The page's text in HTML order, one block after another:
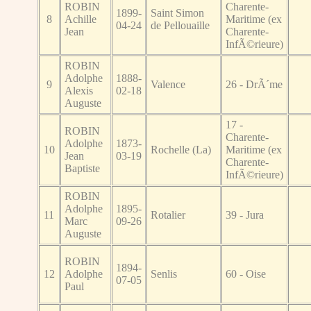
8
ROBIN
Achille
Jean
1899-
04-24
Saint Simon
de Pellouaille
Charente-
Maritime (ex
Charente-
InfÃ©rieure)
9
ROBIN
Adolphe
Alexis
Auguste
1888-
02-18
Valence 26 - DrÃ´me
10
ROBIN
Adolphe
Jean
Baptiste
1873-
03-19
Rochelle (La)
17 -
Charente-
Maritime (ex
Charente-
InfÃ©rieure)
11
ROBIN
Adolphe
Marc
Auguste
1895-
09-26
Rotalier 39 - Jura
12
ROBIN
Adolphe
Paul
1894-
07-05
Senlis 60 - Oise